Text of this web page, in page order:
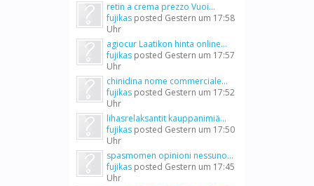
retin a crema prezzo Vuoi...
fujikas posted Gestern um 17:58
Uhr
agiocur Laatikon hinta online...
fujikas posted Gestern um 17:57
Uhr
chinidina nome commerciale...
fujikas posted Gestern um 17:52
Uhr
lihasrelaksantit kauppanimiä...
fujikas posted Gestern um 17:50
Uhr
spasmomen opinioni nessuno...
fujikas posted Gestern um 17:45
Uhr